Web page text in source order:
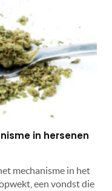
in hersenen
mechanisme in het
een vondst die